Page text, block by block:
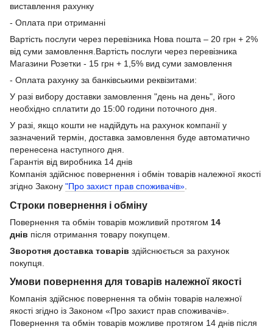
виставлення рахунку
- Оплата при отриманні
Вартість послуги через перевізника Нова пошта – 20 грн + 2%
від суми замовлення.Вартість послуги через перевізника
Магазини Розетки - 15 грн + 1,5% вид суми замовлення
- Оплата рахунку за банківськими реквізитами:
У разі вибору доставки замовлення "день на день", його
необхідно сплатити до 15:00 години поточного дня.
У разі, якщо кошти не надійдуть на рахунок компанії у
зазначений термін, доставка замовлення буде автоматично
перенесена наступного дня.
Гарантія від виробника 14 днів
Компанія здійснює повернення і обмін товарів належної якості
згідно Закону "Про захист прав споживачів»
Строки повернення і обміну
Повернення та обмін товарів можливий протягом 14
днів після отримання товару покупцем.
Зворотня доставка товарів здійснюється за рахунок
покупця.
Умови повернення для товарів належної якості
Компанія здійснює повернення та обмін товарів належної
якості згідно із Законом «Про захист прав споживачів».
Повернення та обмін товарів можливе протягом 14 днів після